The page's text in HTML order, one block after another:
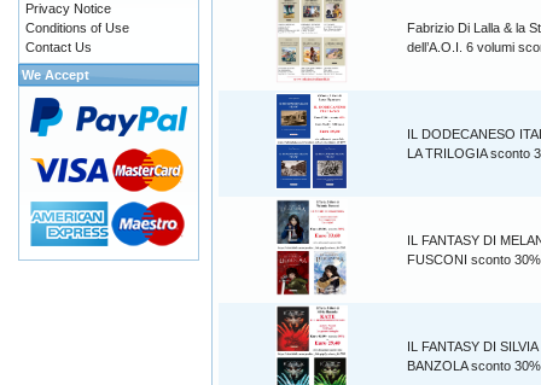
Fabrizio Di Lalla & la
dell’A.O.I. 6 volumi
IL DODECANESO
LA TRILOGIA sconto
IL FANTASY DI
FUSCONI sconto 30%
IL FANTASY DI SILVIA
BANZOLA sconto 30%
Privacy Notice
Conditions of Use
Contact Us
We Accept